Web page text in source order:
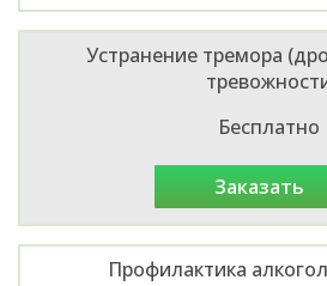
Устранение тремора
Бесплатно
заказать
Профилактика